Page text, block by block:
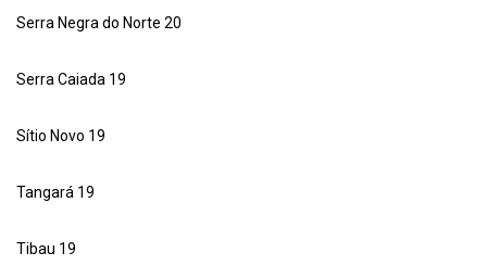
Serra Negra do Norte 20
Serra Caiada 19
Sítio Novo 19
Tangará 19
Tibau 19